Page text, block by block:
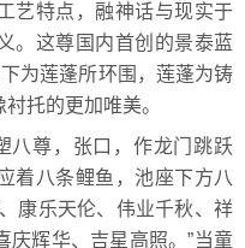
艺特点，融神话与现实于
。这尊国内首创的景泰蓝
为莲蓬所环围，莲蓬为铸
托的更加唯美。
尊，张口，作龙门跳跃
着八条鲤鱼，池座下方八
康乐天伦、伟业千秋、祥
庆辉华、吉星高照。”当童